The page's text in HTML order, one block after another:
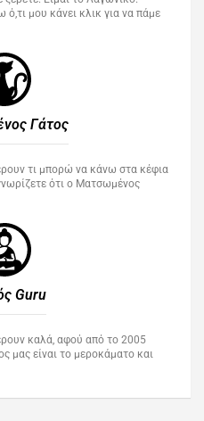
μου κάνει κλικ για να πάμε
Γάτος​
τι μπορώ να κάνω στα κέφια
ότι ο Ματσωμένος
Guru​
καλά, αφού από το 2005
μας είναι το μεροκάματο και